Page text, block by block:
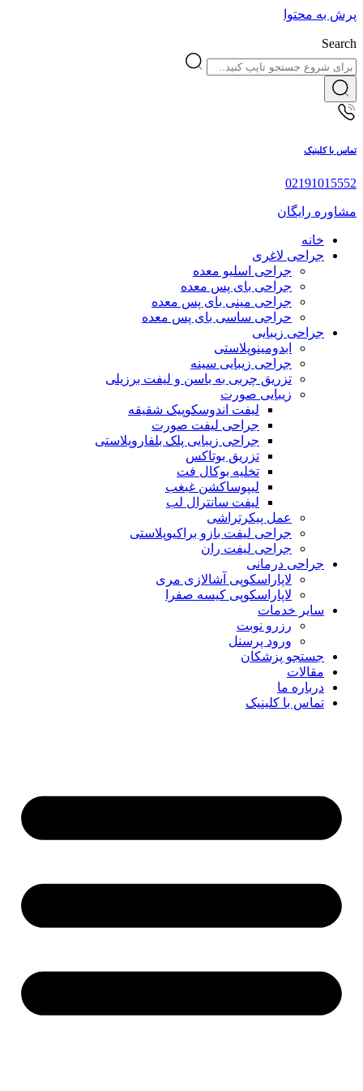
پرش به محتوا
Search
تماس با کلینیک
02191015552
مشاوره رایگان
خانه
جراحی لاغری
جراحی اسلیو معده
جراحی بای پس معده
جراحی مینی بای پس معده
حراجی ساسی بای پس معده
جراحی زیبایی
ابدومینوپلاستی
جراحی زیبایی سینه
تزریق چربی به باسن و لیفت برزیلی
زیبایی صورت
لیفت اندوسکوپیک شقیقه
جراحی لیفت صورت
جراحی زیبایی پلک بلفاروپلاستی
تزریق بوتاکس
تخلیه بوکال فت
لیپوساکشن غبغب
لیفت سانترال لب
عمل پیکرتراشی
جراحی لیفت بازو براکیوپلاستی
جراحی لیفت ران
جراحی درمانی
لاپاراسکوپی آشالازی مری
لاپاراسکوپی کیسه صفرا
سایر خدمات
رزرو نوبت
ورود پرسنل
جستجو پزشکان
مقالات
درباره ما
تماس با کلینیک